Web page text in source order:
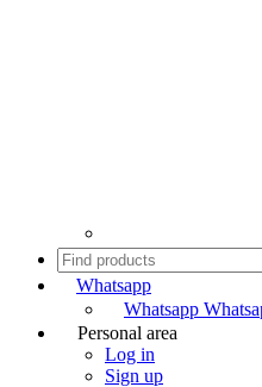
Whatsapp
Whatsapp
Personal area
Log in
Sign up